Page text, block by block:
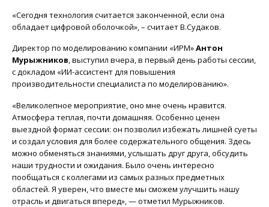
«Сегодня технология считается законченной, если она
обладает цифровой оболочкой», – считает В.Судаков.
Директор по моделированию компании «ИРМ»Антон
Мурыжников, выступил вчера, в первый день работы сессии,
с докладом «ИИ-ассистент для повышения
производительности специалиста по моделированию».
«Великолепное мероприятие, оно мне очень нравится.
Атмосфера теплая, почти домашняя. Особенно ценен
выездной формат сессии: он позволил избежать лишней суеты
и создал условия для более содержательного общения. Здесь
можно обменяться знаниями, услышать друг друга, обсудить
наши трудности и ожидания. Было очень интересно
пообщаться с коллегами из самых разных предметных
областей. Я уверен, что вместе мы сможем улучшить нашу
отрасль и двигаться вперед», — отметил Мурыжников.